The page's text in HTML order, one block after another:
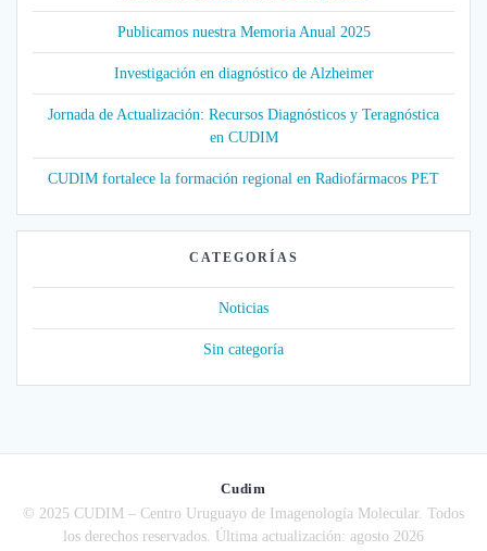
Publicamos nuestra Memoria Anual 2025
Investigación en diagnóstico de Alzheimer
Jornada de Actualización: Recursos Diagnósticos y Teragnóstica
en CUDIM
CUDIM fortalece la formación regional en Radiofármacos PET
CATEGORÍAS
Noticias
Sin categoría
Cudim
© 2025 CUDIM – Centro Uruguayo de Imagenología Molecular. Todos
los derechos reservados. Última actualización: agosto 2026